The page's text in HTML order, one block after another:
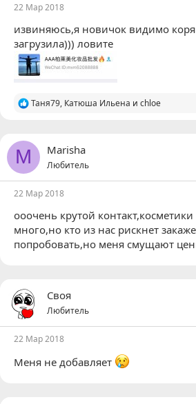
22 Мар 2018
извиняюсь,я новичок видимо
загрузила))) ловите
Р
ц
и
:
Таня79, Катюша Ильена и chloe
M Marisha
Любитель
22 Мар 2018
ооочень крутой
много,но кто из нас рискнет
попробовать,но меня смущают
Своя
Любитель
22 Мар 2018
Меня не добавляет